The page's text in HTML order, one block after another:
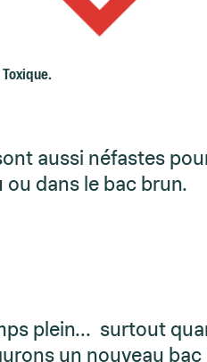
aussi néfastes
ou dans le bac brun.
plein… surtout
un nouveau bac